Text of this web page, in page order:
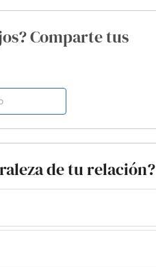
Comparte tus
de tu relación?